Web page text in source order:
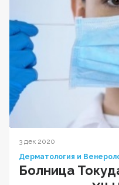
3 дек 2020
Дерматология и
Болница